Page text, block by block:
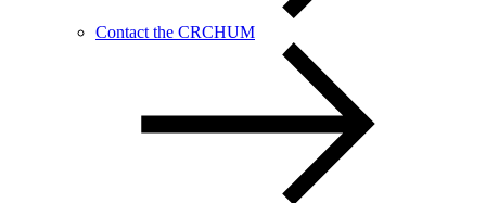
Contact the CRCHUM